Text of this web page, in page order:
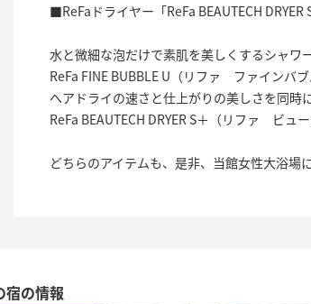
■ReFaドライヤー「ReFa BEAUTECH
水と微細な泡だけで素肌を美しくするシャワ
ReFa FINE BUBBLE U（リファ ファインバ
へアドライの速さと仕上がりの美しさを同時
ReFa BEAUTECH DRYER S＋（リファ ビュ
どちらのアイテムも、是非、当館女性大浴場
宿の情報